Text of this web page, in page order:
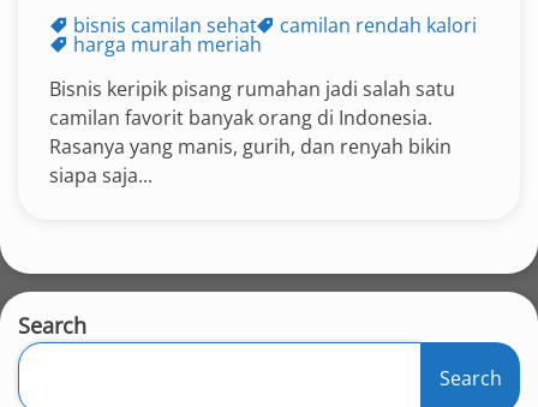
bisnis camilan sehat camilan rendah kalori
harga murah meriah
Bisnis keripik pisang rumahan jadi salah satu
camilan favorit banyak orang di Indonesia.
Rasanya yang manis, gurih, dan renyah bikin
siapa saja...
Search
Search